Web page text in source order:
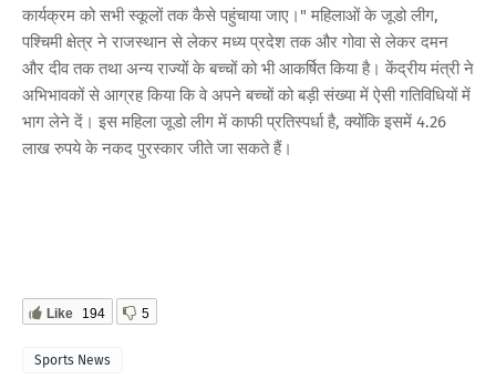
कार्यक्रम को सभी स्कूलों तक कैसे पहुंचाया जाए।" महिलाओं के जूडो लीग,
पश्चिमी क्षेत्र ने राजस्थान से लेकर मध्य प्रदेश तक और गोवा से लेकर दमन
और दीव तक तथा अन्य राज्यों के बच्चों को भी आकर्षित किया है। केंद्रीय मंत्री ने
अभिभावकों से आग्रह किया कि वे अपने बच्चों को बड़ी संख्या में ऐसी गतिविधियों में
भाग लेने दें। इस महिला जूडो लीग में काफी प्रतिस्पर्धा है, क्योंकि इसमें 4.26
लाख रुपये के नकद पुरस्कार जीते जा सकते हैं।
Like 194 5
Sports News